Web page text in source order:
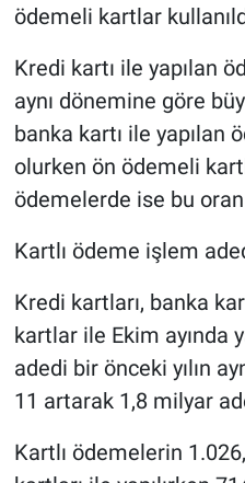
ödemeli kartlar
Kredi kartı ile yapılan
aynı dönemine göre
banka kartı ile yapılan
olurken ön ödemeli
ödemelerde ise bu
Kartlı ödeme işlem
Kredi kartları, banka
kartlar ile Ekim ayında
adedi bir önceki yılın
11 artarak 1,8 milyar
Kartlı ödemelerin